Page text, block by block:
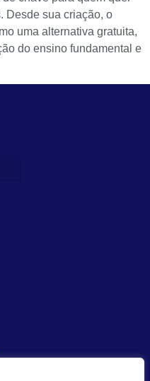
Desde sua criação, o
uma alternativa gratuita,
do ensino fundamental e